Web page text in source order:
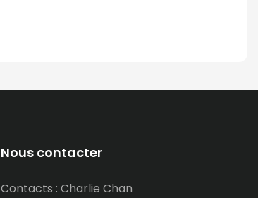
Nous contacter
Contacts : Charlie Chan